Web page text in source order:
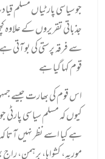
جو سیاسی پارٹیاں مسلم
جذباتی تقریروں کے
سے فرقہ پرستی کی بو
قوم کہا گیا ہے
اس قوم کی بھارت جیسے
کیوں کہ مسلم سیاسی
ہے کیا اسے نظر نہیں آتا